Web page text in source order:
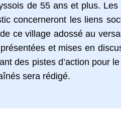
de 55 ans et plus.
concerneront les liens
ce village adossé au
et mises en
des pistes d’action pour
sera rédigé.